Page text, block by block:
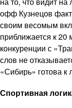
офф Кузнецов
своим весомым
приближается к
конкуренции с
слов не
«Сибирь» готова
Спортивная